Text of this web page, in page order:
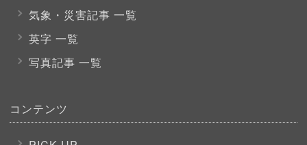
気象・災害記事 一覧
英字 一覧
写真記事 一覧
コンテンツ